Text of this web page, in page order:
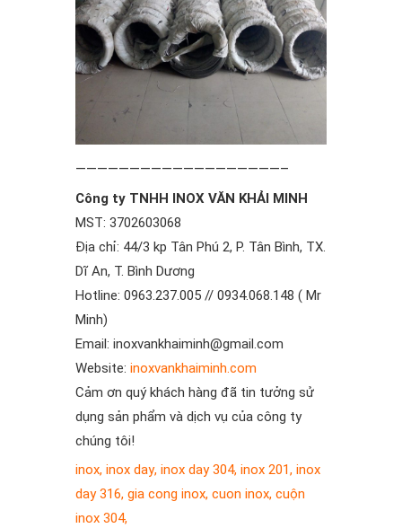
———————————————————–
Công ty TNHH INOX VĂN KHẢI MINH
MST: 3702603068
Địa chỉ: 44/3 kp Tân Phú 2, P. Tân Bình, TX.
Dĩ An, T. Bình Dương
Hotline: 0963.237.005 // 0934.068.148 ( Mr
Minh)
Email: inoxvankhaiminh@gmail.com
Website: inoxvankhaiminh.com
Cảm ơn quý khách hàng đã tin tưởng sử
dụng sản phẩm và dịch vụ của công ty
chúng tôi!
inox, inox day, inox day 304, inox 201, inox
day 316, gia cong inox, cuon inox, cuộn
inox 304,